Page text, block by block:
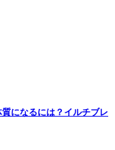
になるには？イルチブレ